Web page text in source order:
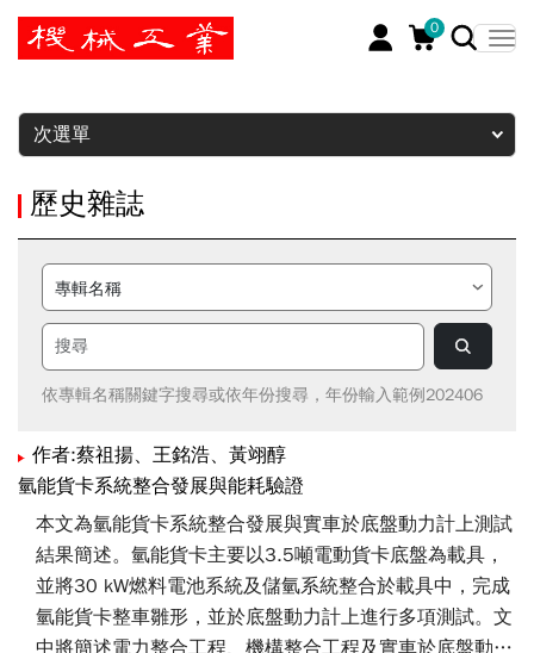
0
暫停
次選單
歷史雜誌
依專輯名稱關鍵字搜尋或依年份搜尋，年份輸入範例202406
作者:蔡祖揚、王銘浩、黃翊醇
氫能貨卡系統整合發展與能耗驗證
本文為氫能貨卡系統整合發展與實車於底盤動力計上測試
結果簡述。氫能貨卡主要以3.5噸電動貨卡底盤為載具，
並將30 kW燃料電池系統及儲氫系統整合於載具中，完成
氫能貨卡整車雛形，並於底盤動力計上進行多項測試。文
中將簡述電力整合工程、機構整合工程及實車於底盤動力